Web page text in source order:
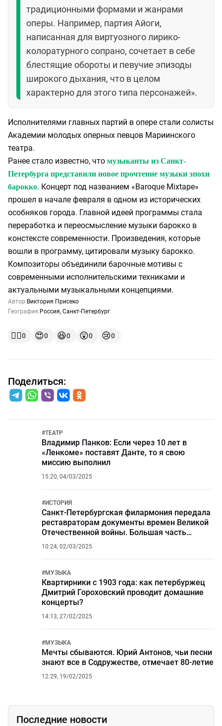
традиционными формами и жанрами
оперы. Например, партия Айоги,
написанная для виртуозного лирико-
колоратурного сопрано, сочетает в себе
блестящие обороты и певучие эпизоды
широкого дыхания, что в целом
характерно для этого типа персонажей».
Исполнителями главных партий в опере стали солисты
Академии молодых оперных певцов Мариинского
театра.
Ранее стало известно, что музыканты из Санкт-
Петербурга представили новое прочтение музыки эпохи
барокко. Концерт под названием «Baroque Mixtape»
прошел в начале февраля в одном из исторических
особняков города. Главной идеей программы стала
переработка и переосмысление музыки барокко в
констексте современности. Произведения, которые
вошли в программу, цитировали музыку барокко.
Композиторы объединили барочные мотивы с
современными исполнительскими техниками и
актуальными музыкальными концепциями.
Автор: Виктория Присеко
География: Россия, Санкт-Петербург
👍🏻0 😍0 😆0 😲0 😢0
Поделиться:
#ТЕАТР
Владимир Панков: Если через 10 лет в
«Ленкоме» поставят Данте, то я свою
миссию выполнил
15:20, 04/03/2025
#ИСТОРИЯ
Санкт-Петербургская филармония передала
реставраторам документы времен Великой
Отечественной войны. Большая часть
артефактов – бумажные афиши концертов
10:24, 02/03/2025
#МУЗЫКА
Квартирники с 1903 года: как петербуржец
Дмитрий Гороховский проводит домашние
концерты?
14:13, 27/02/2025
#МУЗЫКА
Мечты сбываются. Юрий Антонов, чьи песни
знают все в Содружестве, отмечает 80-летие
12:29, 19/02/2025
Последние новости